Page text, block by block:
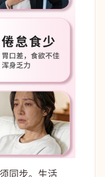
同步。生活